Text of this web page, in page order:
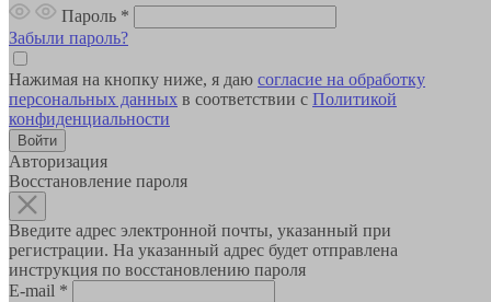
Пароль *
Забыли пароль?
Нажимая на кнопку ниже, я даю согласие на обработку
персональных данных в соответствии с Политикой
конфиденциальности
Авторизация
Восстановление пароля
Введите адрес электронной почты, указанный при
регистрации. На указанный адрес будет отправлена
инструкция по восстановлению пароля
E-mail *